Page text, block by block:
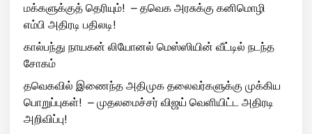
மக்களுக்குத் தெரியும்! – தவெக அரசுக்கு கனிமொழி
எம்பி அதிரடி பதிலடி!
கால்பந்து நாயகன் லியோனல் மெஸ்ஸியின் வீட்டில் நடந்த
சோகம்
தவெகவில் இணைந்த அதிமுக தலைவர்களுக்கு முக்கிய
பொறுப்புகள்! – முதலமைச்சர் விஜய் வெளியிட்ட அதிரடி
அறிவிப்பு!